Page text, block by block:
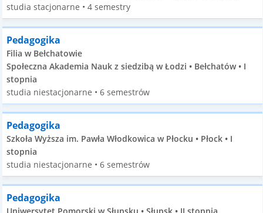
studia stacjonarne • 4 semestry
Pedagogika
Filia w Bełchatowie
Społeczna Akademia Nauk z siedzibą w Łodzi • Bełchatów • I
stopnia
studia niestacjonarne • 6 semestrów
Pedagogika
Szkoła Wyższa im. Pawła Włodkowica w Płocku • Płock • I
stopnia
studia niestacjonarne • 6 semestrów
Pedagogika